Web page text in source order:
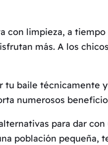
con limpieza, a
más. A los
baile técnicamente
numerosos
para dar
población